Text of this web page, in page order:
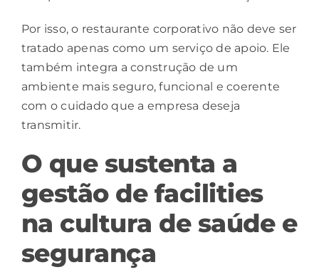
Por isso, o restaurante corporativo não deve ser
tratado apenas como um serviço de apoio. Ele
também integra a construção de um
ambiente mais seguro, funcional e coerente
com o cuidado que a empresa deseja
transmitir.
O que sustenta a
gestão de facilities
na cultura de saúde e
segurança